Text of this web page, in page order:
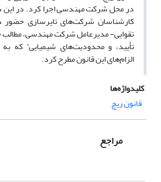
در محل شرکت مهندسی اجرا کرد. در این
کارشناسان شرکت‌های تایرسازی حضور
تقوایی- مدیرعامل شرکت مهندسی، مطالب
الزام‌های این قانون مطرح کرد.
کلیدواژه‌ها
قانون ریچ
مراجع